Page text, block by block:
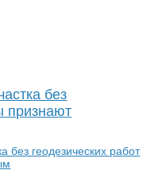
без
признают